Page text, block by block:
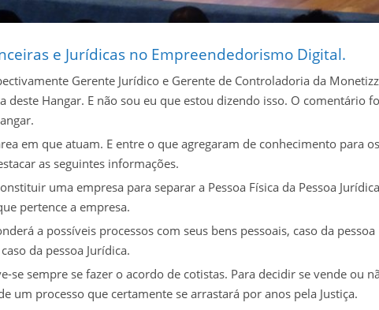
e Jurídicas no Empreendedorismo Digital.
Gerente Jurídico e Gerente de Controladoria da
Hangar. E não sou eu que estou dizendo isso. O comentário
em que atuam. E entre o que agregaram de conhecimento para os
as seguintes informações.
uma empresa para separar a Pessoa Física da Pessoa
pertence a empresa.
a possíveis processos com seus bens pessoais, caso da pessoa
da pessoa Jurídica.
se sempre se fazer o acordo de cotistas. Para decidir se vende ou
um processo que certamente se arrastará por anos pela Justiça.